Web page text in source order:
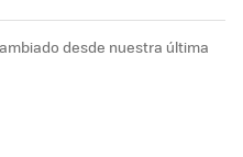
desde nuestra última